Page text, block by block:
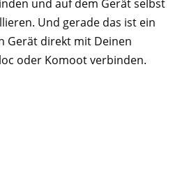
und auf dem Gerät selbst
Und gerade das ist ein
Gerät direkt mit Deinen
oder Komoot verbinden.